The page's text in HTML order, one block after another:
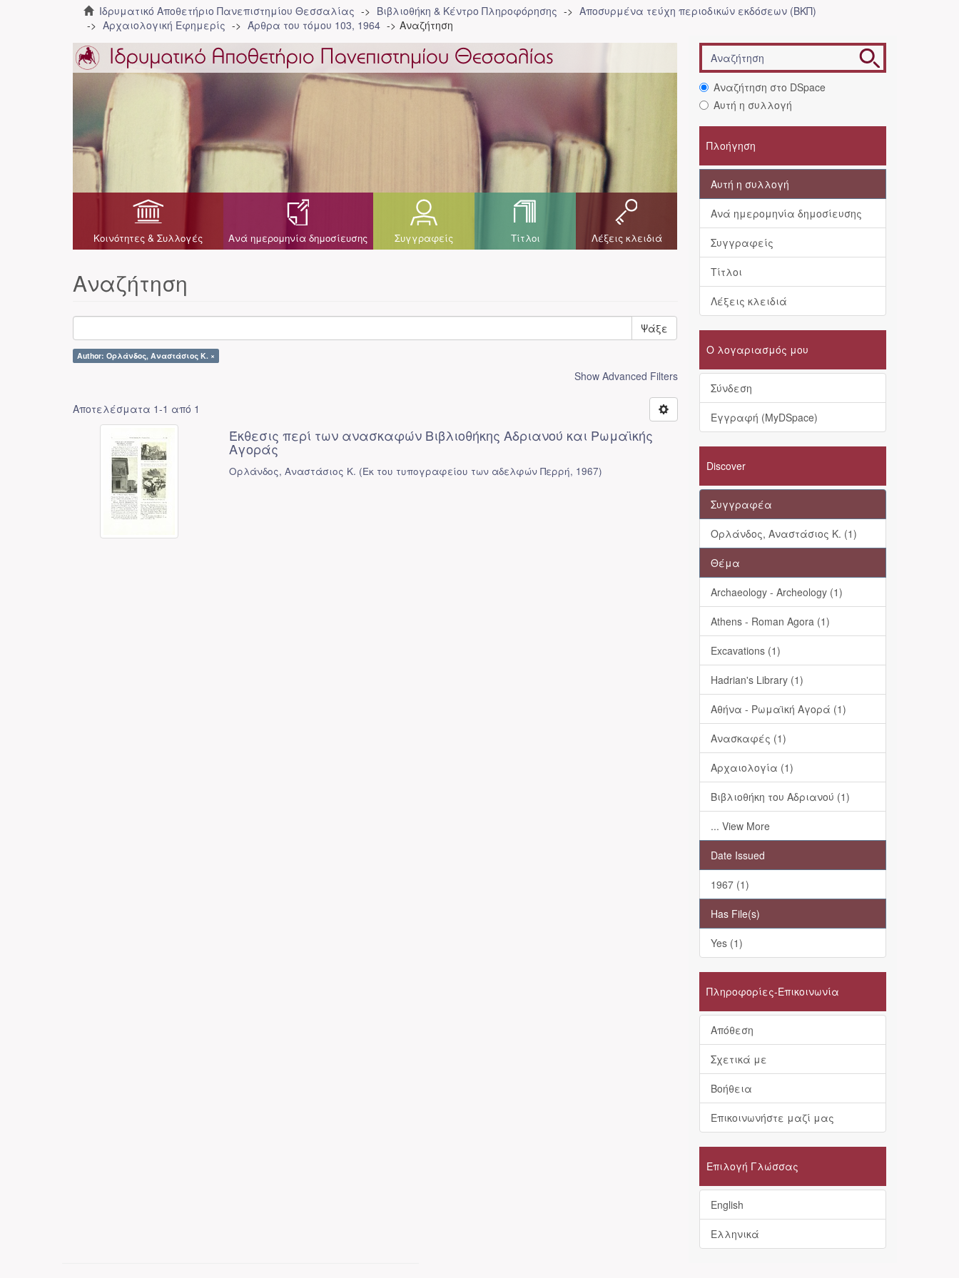
Ιδρυματικό Αποθετήριο Πανεπιστημίου Θεσσαλίας Βιβλιοθήκη & Κέντρο Πληροφόρησης
Αποσυρμένα τεύχη περιοδικών εκδόσεων (ΒΚΠ)
Αρχαιολογική Εφημερίς
Άρθρα του τόμου 103, 1964 Αναζήτηση
Κοινότητες & Συλλογές Ανά ημερομηνία δημοσίευσης Συγγραφείς Τίτλοι Λέξεις κλειδιά
Αναζήτηση
Ψάξε
Author: Ορλάνδος, Αναστάσιος Κ. ×
Show Advanced Filters
Αποτελέσματα 1-1 από 1
Έκθεσις περί των ανασκαφών Βιβλιοθήκης Αδριανού και Ρωμαϊκής
Αγοράς
Ορλάνδος, Αναστάσιος Κ. (Εκ του τυπογραφείου των αδελφών Περρή, 1967)
Αναζήτηση στο DSpace
Αυτή η συλλογή
Πλοήγηση
Αυτή η συλλογή
Ανά ημερομηνία δημοσίευσης
Συγγραφείς
Τίτλοι
Λέξεις κλειδιά
Ο λογαριασμός μου
Σύνδεση
Εγγραφή (MyDSpace)
Discover
Συγγραφέα
Ορλάνδος, Αναστάσιος Κ. (1)
Θέμα
Archaeology - Archeology (1)
Athens - Roman Agora (1)
Excavations (1)
Hadrian's Library (1)
Αθήνα - Ρωμαϊκή Αγορά (1)
Ανασκαφές (1)
Αρχαιολογία (1)
Βιβλιοθήκη του Αδριανού (1)
... View More
Date Issued
1967 (1)
Has File(s)
Yes (1)
Πληροφορίες-Επικοινωνία
Απόθεση
Σχετικά με
Βοήθεια
Επικοινωνήστε μαζί μας
Επιλογή Γλώσσας
English
Ελληνικά